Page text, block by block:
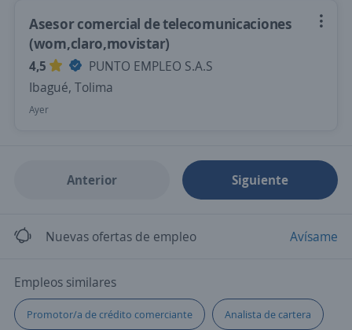
Asesor comercial de telecomunicaciones
(wom,claro,movistar)
4,5
PUNTO EMPLEO S.A.S
Ibagué, Tolima
Ayer
Anterior Siguiente
Nuevas ofertas de empleo Avísame
Empleos similares
Promotor/a de crédito comerciante Analista de cartera